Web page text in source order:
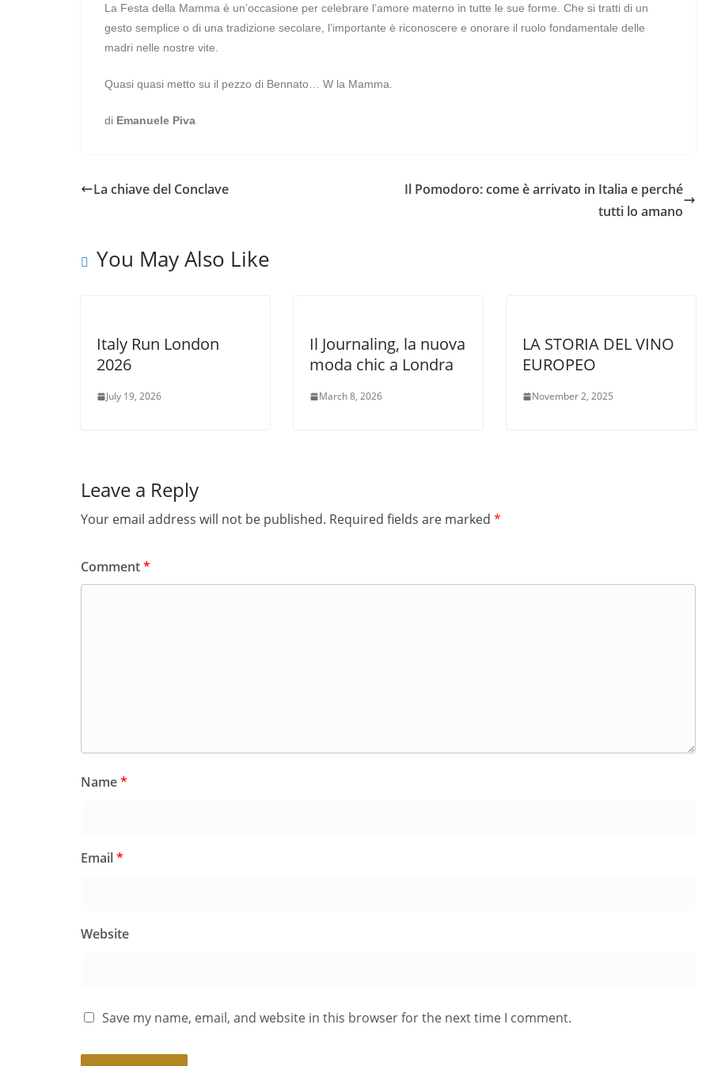
La Festa della Mamma è un’occasione per celebrare l’amore materno in tutte le sue forme. Che si tratti di un
gesto semplice o di una tradizione secolare, l’importante è riconoscere e onorare il ruolo fondamentale delle
madri nelle nostre vite.
Quasi quasi metto su il pezzo di Bennato… W la Mamma.
di Emanuele Piva
La chiave del Conclave
Il Pomodoro: come è arrivato in Italia e perché
tutti lo amano
You May Also Like
Italy Run London
2026
July 19, 2026
Il Journaling, la nuova
moda chic a Londra
March 8, 2026
LA STORIA DEL VINO
EUROPEO
November 2, 2025
Leave a Reply
Your email address will not be published. Required fields are marked *
Comment*
Name*
Email*
Website
Save my name, email, and website in this browser for the next time I comment.